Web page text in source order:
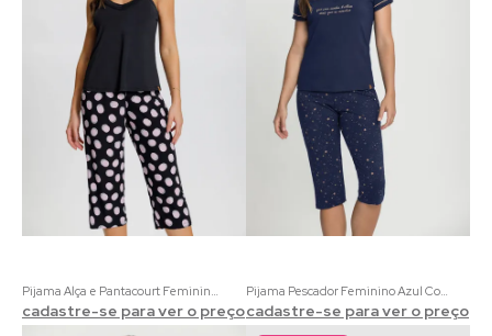
Pijama Alça e Pantacourt Feminino com Estampa de Bolas
cadastre-se para ver o preço
Pijama Pescador Feminino Azul Com Estrelas
cadastre-se para ver o preço